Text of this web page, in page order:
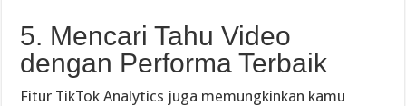
5. Mencari Tahu Video
dengan Performa Terbaik
Fitur TikTok Analytics juga memungkinkan kamu